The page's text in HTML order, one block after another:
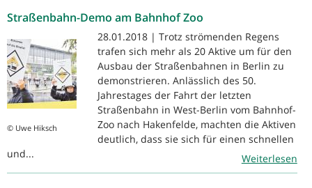
Straßenbahn-Demo am Bahnhof Zoo
© Uwe Hiksch
28.01.2018 | Trotz strömenden Regens
trafen sich mehr als 20 Aktive um für den
Ausbau der Straßenbahnen in Berlin zu
demonstrieren. Anlässlich des 50.
Jahrestages der Fahrt der letzten
Straßenbahn in West-Berlin vom Bahnhof-
Zoo nach Hakenfelde, machten die Aktiven
deutlich, dass sie sich für einen schnellen
und...
Weiterlesen